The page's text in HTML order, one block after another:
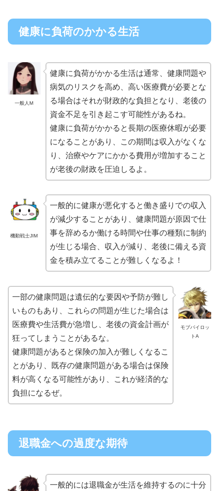
健康に負荷のかかる生活
一般人M
健康に負荷がかかる生活は通常、健康問題や
病気のリスクを高め、高い医療費が必要とな
る場合はそれが財政的な負担となり、老後の
資金不足を引き起こす可能性があるね。
健康に負荷がかかると長期の医療休暇が必要
になることがあり、この期間は収入がなくな
り、治療やケアにかかる費用が増加すること
が老後の財政を圧迫しるよ。
機動戦士JIM
一般的に健康が悪化すると働き盛りでの収入
が減少することがあり、健康問題が原因で仕
事を辞めるか働ける時間や仕事の種類に制約
が生じる場合、収入が減り、老後に備える資
金を積み立てることが難しくなるよ！
モブパイロッ
トA
一部の健康問題は遺伝的な要因や予防が難し
いものもあり、これらの問題が生じた場合は
医療費や生活費が急増し、老後の資金計画が
狂ってしまうことがあるな。
健康問題があると保険の加入が難しくなるこ
とがあり、既存の健康問題がある場合は保険
料が高くなる可能性があり、これが経済的な
負担になるぜ。
退職金への過度な期待
一般的には退職金が生活を維持するのに十分